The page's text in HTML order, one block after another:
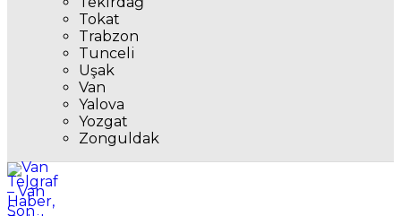
Tokat
Trabzon
Tunceli
Uşak
Van
Yalova
Yozgat
Zonguldak